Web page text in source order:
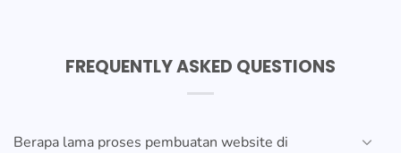
FREQUENTLY ASKED QUESTIONS
Berapa lama proses pembuatan website di